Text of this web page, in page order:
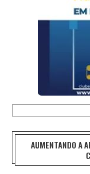
AUMENTANDO A